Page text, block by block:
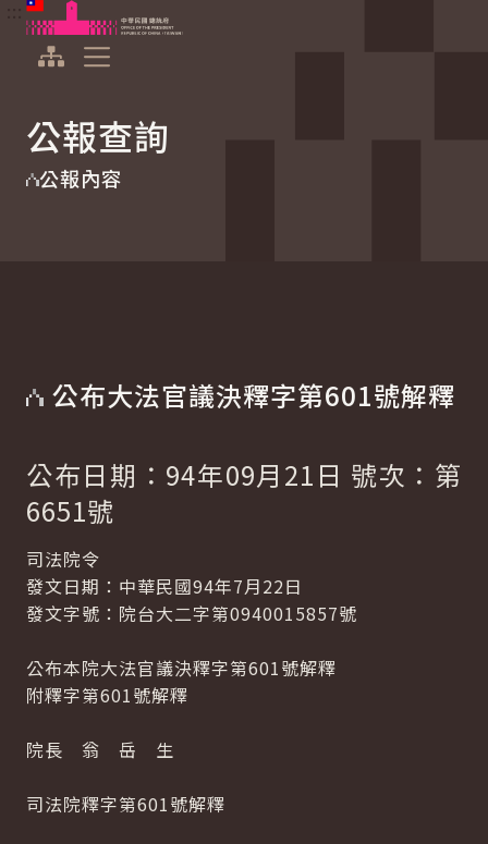
跳到主要內容
中華民國總統府
公報查詢
公報內容
公布大法官議決釋字第601號解釋
公布日期：94年09月21日 號次：第
6651號
司法院令
發文日期：中華民國94年7月22日
發文字號：院台大二字第0940015857號
公布本院大法官議決釋字第601號解釋
附釋字第601號解釋
院長 翁 岳 生
司法院釋字第601號解釋